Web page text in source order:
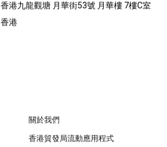
香港九龍觀塘 月華街53號 月華樓 7樓C室
香港
關於我們
香港貿發局流動應用程式